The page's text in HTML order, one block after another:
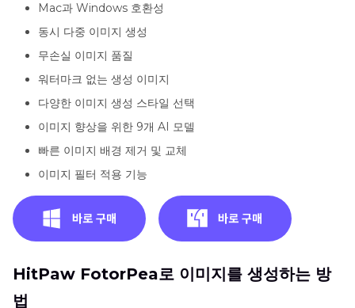
Mac과 Windows 호환성
동시 다중 이미지 생성
무손실 이미지 품질
워터마크 없는 생성 이미지
다양한 이미지 생성 스타일 선택
이미지 향상을 위한 9개 AI 모델
빠른 이미지 배경 제거 및 교체
이미지 필터 적용 기능
HitPaw FotorPea로 이미지를 생성하는 방
법